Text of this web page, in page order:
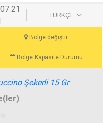
21
TÜRKÇE
Bölge değiştir
Bölge Kapasite Durumu
Şekerli 15 Gr